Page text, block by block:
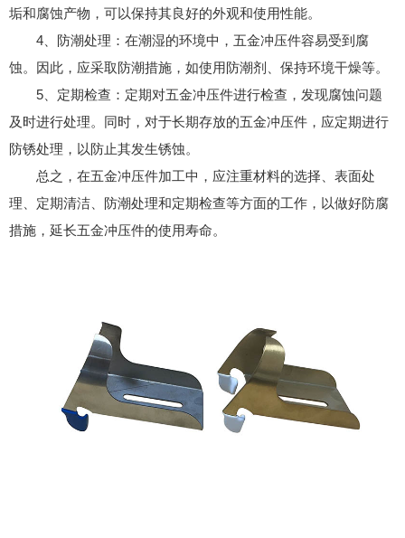
垢和腐蚀产物，可以保持其良好的外观和使用性能。
4、防潮处理：在潮湿的环境中，五金冲压件容易受到腐
蚀。因此，应采取防潮措施，如使用防潮剂、保持环境干燥等。
5、定期检查：定期对五金冲压件进行检查，发现腐蚀问题
及时进行处理。同时，对于长期存放的五金冲压件，应定期进行
防锈处理，以防止其发生锈蚀。
总之，在五金冲压件加工中，应注重材料的选择、表面处
理、定期清洁、防潮处理和定期检查等方面的工作，以做好防腐
措施，延长五金冲压件的使用寿命。